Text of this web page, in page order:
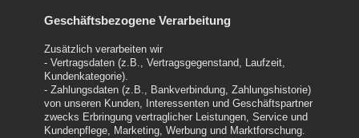
Geschäftsbezogene Verarbeitung
Zusätzlich verarbeiten wir
- Vertragsdaten (z.B., Vertragsgegenstand, Laufzeit,
Kundenkategorie).
- Zahlungsdaten (z.B., Bankverbindung, Zahlungshistorie)
von unseren Kunden, Interessenten und Geschäftspartner
zwecks Erbringung vertraglicher Leistungen, Service und
Kundenpflege, Marketing, Werbung und Marktforschung.